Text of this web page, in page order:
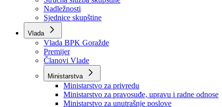
Kolegij skupštine
Skupštinski odbori i komisije
Stručna služba skupštine
Nadležnosti
Sjednice skupštine
Vlada
Vlada BPK Goražde
Premijer
Članovi Vlade
Ministarstva